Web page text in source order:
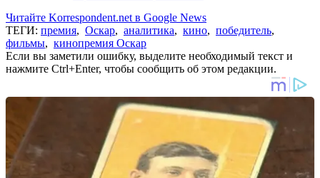
Читайте Korrespondent.net в Google News
ТЕГИ: премия, Оскар, аналитика, кино, победитель,
фильмы, кинопремия Оскар
Если вы заметили ошибку, выделите необходимый текст и
нажмите Ctrl+Enter, чтобы сообщить об этом редакции.